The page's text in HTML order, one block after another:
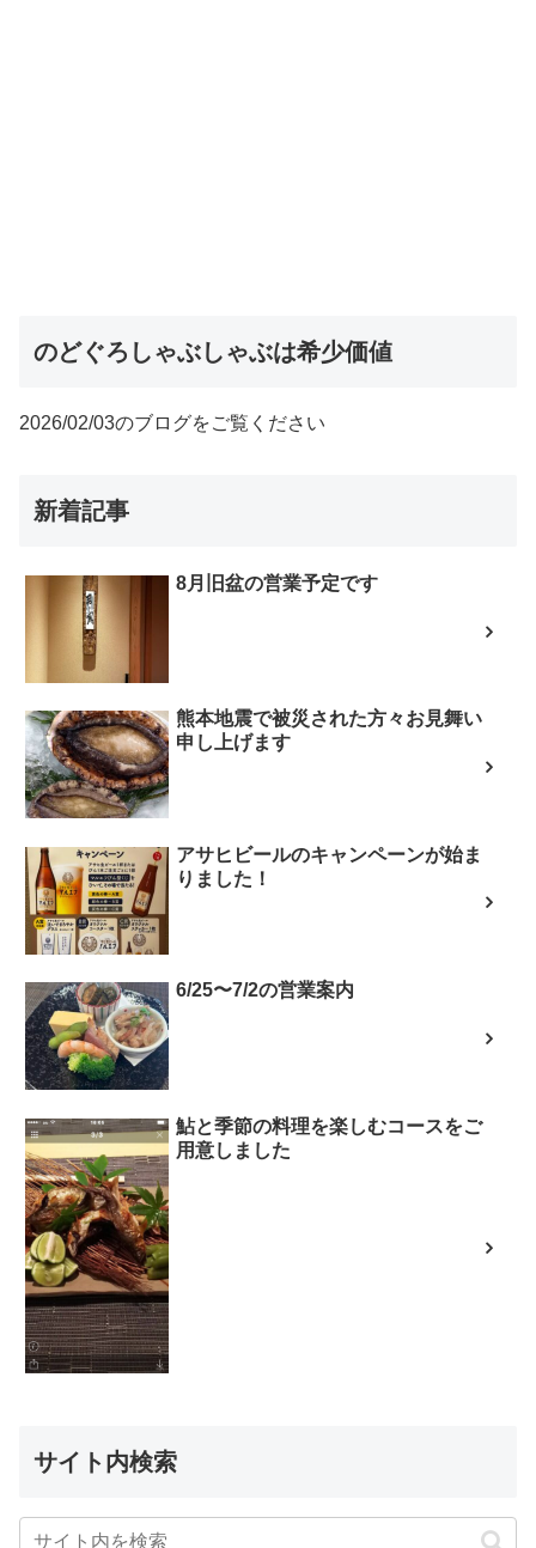
のどぐろしゃぶしゃぶは希少価値
2026/02/03のブログをご覧ください
新着記事
8月旧盆の営業予定です
熊本地震で被災された方々お見舞い
申し上げます
アサヒビールのキャンペーンが始ま
りました！
6/25〜7/2の営業案内
鮎と季節の料理を楽しむコースをご
用意しました
サイト内検索